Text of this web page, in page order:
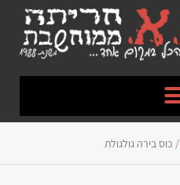
/ כוס בירה גולגולת